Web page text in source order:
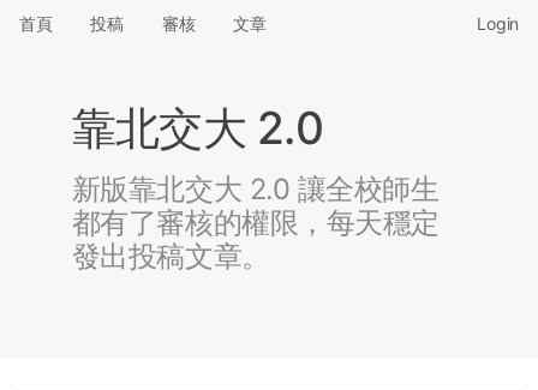
首頁 投稿 審核 文章 Login
靠北交大 2.0
新版靠北交大 2.0 讓全校師生
都有了審核的權限，每天穩定
發出投稿文章。